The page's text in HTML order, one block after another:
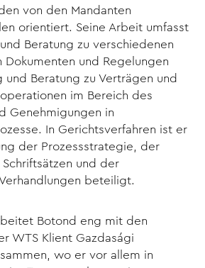
von den Mandanten
orientiert. Seine Arbeit umfasst
Beratung zu verschiedenen
Dokumenten und Regelungen
und Beratung zu Verträgen und
im Bereich des
Genehmigungen in
In Gerichtsverfahren ist er
der Prozessstrategie, der
und der
beteiligt.
Botond eng mit den
WTS Klient Gazdasági
wo er vor allem in